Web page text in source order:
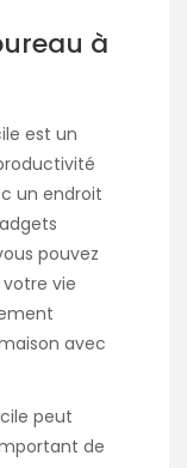
à
est un
un endroit
pouvez
vie
avec
peut
de